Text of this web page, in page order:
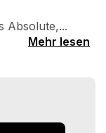
Absolute,...
Mehr lesen